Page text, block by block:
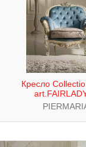
Кресло